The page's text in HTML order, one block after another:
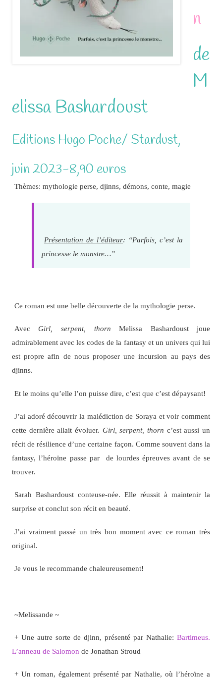
n
de
M
elissa Bashardoust
Editions Hugo Poche/ Stardust,
juin 2023-8,90 euros
Thèmes: mythologie perse, djinns, démons, conte, magie
Présentation de l’éditeur: “Parfois, c’est la
princesse le monstre…”
Ce roman est une belle découverte de la mythologie perse.
AvecGirl, serpent, thorn Melissa Bashardoust joue
admirablement avec les codes de la fantasy et un univers qui lui
est propre afin de nous proposer une incursion au pays des
djinns.
Et le moins qu’elle l’on puisse dire, c’est que c’est dépaysant!
J’ai adoré découvrir la malédiction de Soraya et voir comment
cette dernière allait évoluer. Girl, serpent, thorn c’est aussi un
récit de résilience d’une certaine façon. Comme souvent dans la
fantasy, l’héroïne passe par de lourdes épreuves avant de se
trouver.
Sarah Bashardoust conteuse-née. Elle réussit à maintenir la
surprise et conclut son récit en beauté.
J’ai vraiment passé un très bon moment avec ce roman très
original.
Je vous le recommande chaleureusement!
~Melissande ~
+ Une autre sorte de djinn, présenté par Nathalie:Bartimeus.
L’anneau de Salomon de Jonathan Stroud
+ Un roman, également présenté par Nathalie, où l’héroïne a